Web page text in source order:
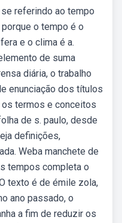
referindo ao tempo
o tempo é o
e o clima é a.
de suma
diária, o trabalho
enunciação dos títulos
os termos e conceitos
de s. paulo, desde
definições,
Weba manchete de
tempos completa o
texto é de émile zola,
ano passado, o
a fim de reduzir os